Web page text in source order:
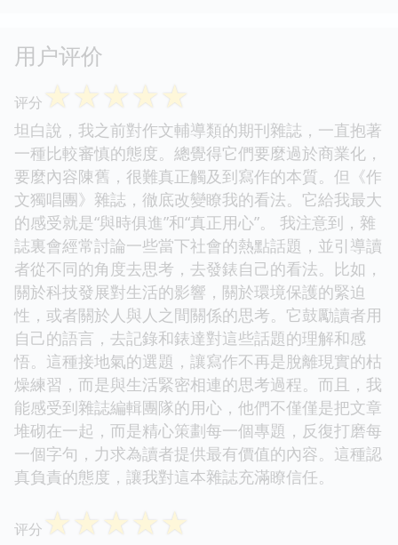
用户评价
评分 ☆☆☆☆☆
坦白說，我之前對作文輔導類的期刊雜誌，一直抱著
一種比較審慎的態度。總覺得它們要麼過於商業化，
要麼內容陳舊，很難真正觸及到寫作的本質。但《作
文獨唱團》雜誌，徹底改變瞭我的看法。它給我最大
的感受就是“與時俱進”和“真正用心”。 我注意到，雜
誌裏會經常討論一些當下社會的熱點話題，並引導讀
者從不同的角度去思考，去發錶自己的看法。比如，
關於科技發展對生活的影響，關於環境保護的緊迫
性，或者關於人與人之間關係的思考。它鼓勵讀者用
自己的語言，去記錄和錶達對這些話題的理解和感
悟。這種接地氣的選題，讓寫作不再是脫離現實的枯
燥練習，而是與生活緊密相連的思考過程。而且，我
能感受到雜誌編輯團隊的用心，他們不僅僅是把文章
堆砌在一起，而是精心策劃每一個專題，反復打磨每
一個字句，力求為讀者提供最有價值的內容。這種認
真負責的態度，讓我對這本雜誌充滿瞭信任。
评分 ☆☆☆☆☆